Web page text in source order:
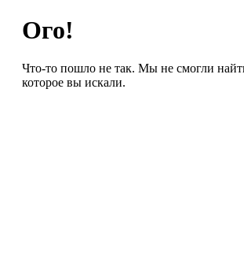
Ого!
Что-то пошло не так. Мы не смогли
которое вы искали.